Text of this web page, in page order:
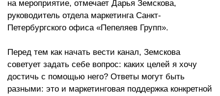
на мероприятие, отмечает Дарья Земскова,
руководитель отдела маркетинга Санкт-
Петербургского офиса «Пепеляев Групп».
Перед тем как начать вести канал, Земскова
советует задать себе вопрос: каких целей я хочу
достичь с помощью него? Ответы могут быть
разными: это и маркетинговая поддержка конкретной